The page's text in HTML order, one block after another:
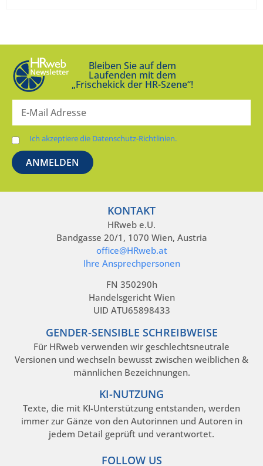
Bleiben Sie auf dem
Laufenden mit dem
„Frischekick der HR-Szene“!
Ich akzeptiere die Datenschutz-Richtlinien.
KONTAKT
HRweb e.U.
Bandgasse 20/1, 1070 Wien, Austria
office@HRweb.at
Ihre Ansprechpersonen
FN 350290h
Handelsgericht Wien
UID ATU65898433
GENDER-SENSIBLE SCHREIBWEISE
Für HRweb verwenden wir geschlechtsneutrale
Versionen und wechseln bewusst zwischen weiblichen &
männlichen Bezeichnungen.
KI-NUTZUNG
Texte, die mit KI-Unterstützung entstanden, werden
immer zur Gänze von den Autorinnen und Autoren in
jedem Detail geprüft und verantwortet.
FOLLOW US